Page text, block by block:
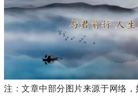
注：文章中部分图片来源于网络